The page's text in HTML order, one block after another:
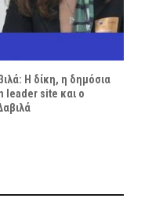
Η δίκη, η δημόσια
leader site και ο